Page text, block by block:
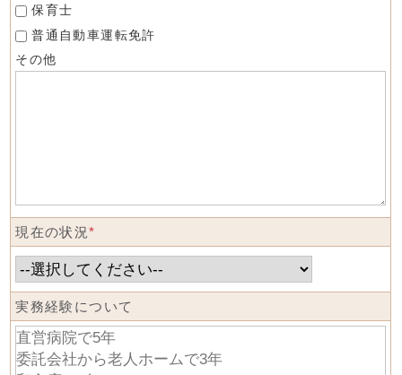
保育士
普通自動車運転免許
その他
現在の状況*
実務経験について